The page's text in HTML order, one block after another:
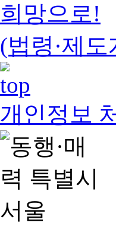
희망으로!
(법령·제도
개인정보